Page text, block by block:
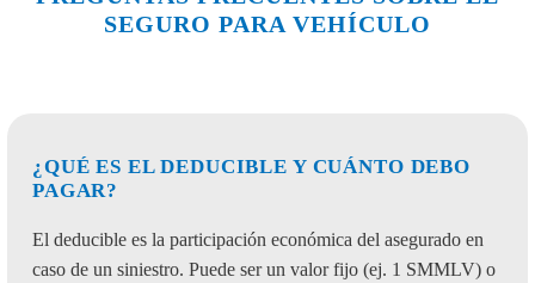
SEGURO PARA VEHÍCULO
¿QUÉ ES EL DEDUCIBLE Y CUÁNTO DEBO
PAGAR?
El deducible es la participación económica del asegurado en
caso de un siniestro. Puede ser un valor fijo (ej. 1 SMMLV) o